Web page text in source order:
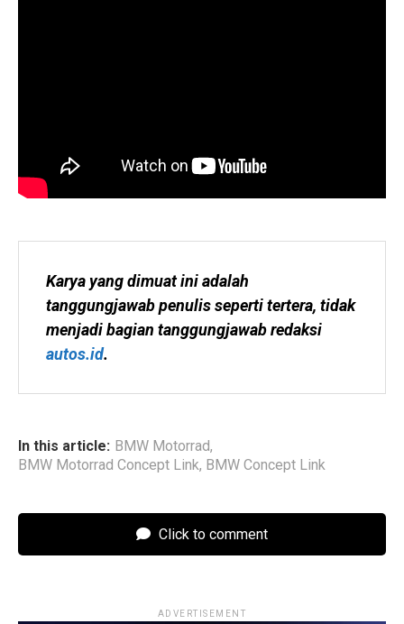
Karya yang dimuat ini adalah
tanggungjawab penulis seperti tertera, tidak
autos.id.
In this article: BMW Motorrad,
BMW Motorrad Concept Link, BMW Concept Link
Click to comment
ADVERTISEMENT